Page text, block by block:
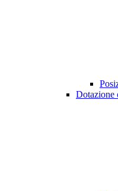
Dotazione